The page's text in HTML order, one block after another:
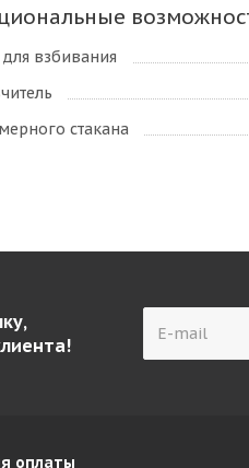
взбивания
стакана
оплаты